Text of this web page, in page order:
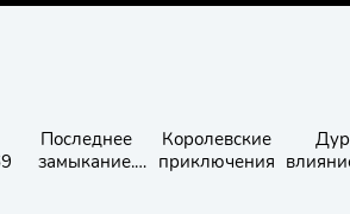
Последнее
замыкание.
Королевские
приключения